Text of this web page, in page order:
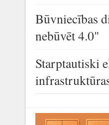
Būvniecības
nebūvēt 4.0"
Starptautiski